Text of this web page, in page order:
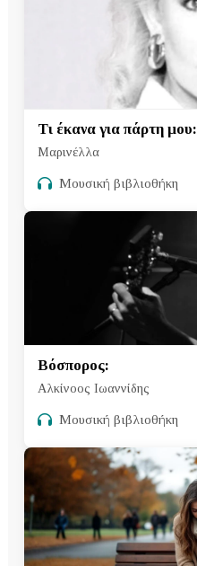
Τι έκανα για πάρτη μου:
Μαρινέλλα
Μουσική βιβλιοθήκη
Βόσπορος:
Αλκίνοος Ιωαννίδης
Μουσική βιβλιοθήκη